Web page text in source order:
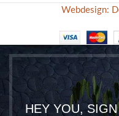
Webdesign:
HEY YOU,